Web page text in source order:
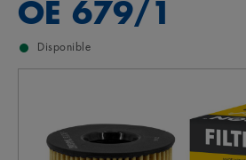
OE 679/1
Disponible